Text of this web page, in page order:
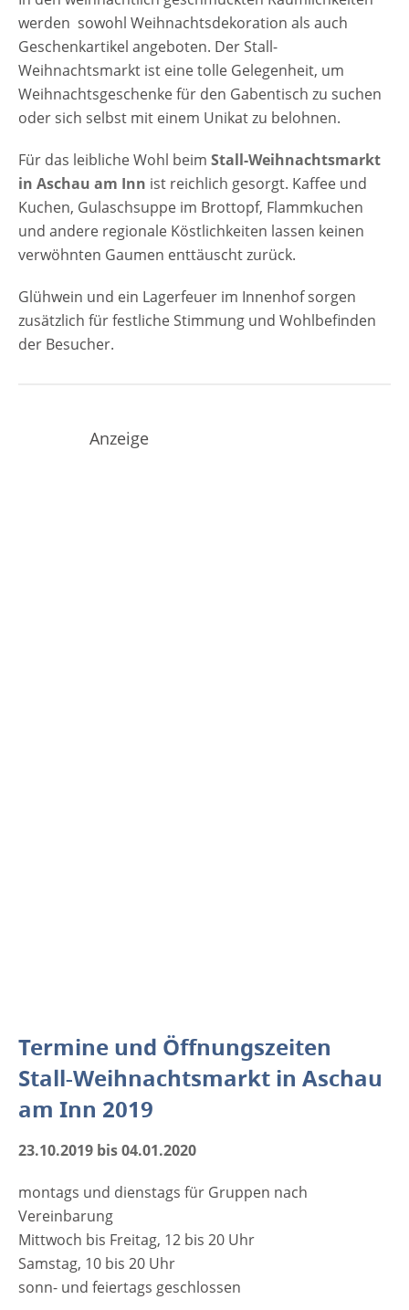
werden sowohl Weihnachtsdekoration als auch
Geschenkartikel angeboten. Der Stall-
Weihnachtsmarkt ist eine tolle Gelegenheit, um
Weihnachtsgeschenke für den Gabentisch zu suchen
oder sich selbst mit einem Unikat zu belohnen.
Für das leibliche Wohl beim Stall-Weihnachtsmarkt
in Aschau am Inn ist reichlich gesorgt. Kaffee und
Kuchen, Gulaschsuppe im Brottopf, Flammkuchen
und andere regionale Köstlichkeiten lassen keinen
verwöhnten Gaumen enttäuscht zurück.
Glühwein und ein Lagerfeuer im Innenhof sorgen
zusätzlich für festliche Stimmung und Wohlbefinden
der Besucher.
Anzeige
Termine und Öffnungszeiten
Stall-Weihnachtsmarkt in Aschau
am Inn 2019
23.10.2019 bis 04.01.2020
montags und dienstags für Gruppen nach
Vereinbarung
Mittwoch bis Freitag, 12 bis 20 Uhr
Samstag, 10 bis 20 Uhr
sonn- und feiertags geschlossen